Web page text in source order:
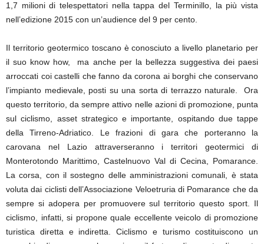
1,7 milioni di telespettatori nella tappa del Terminillo, la più vista
nell’edizione 2015 con un’audience del 9 per cento.
Il territorio geotermico toscano è conosciuto a livello planetario per
il suo know how, ma anche per la bellezza suggestiva dei paesi
arroccati coi castelli che fanno da corona ai borghi che conservano
l’impianto medievale, posti su una sorta di terrazzo naturale. Ora
questo territorio, da sempre attivo nelle azioni di promozione, punta
sul ciclismo, asset strategico e importante, ospitando due tappe
della Tirreno-Adriatico. Le frazioni di gara che porteranno la
carovana nel Lazio attraverseranno i territori geotermici di
Monterotondo Marittimo, Castelnuovo Val di Cecina, Pomarance.
La corsa, con il sostegno delle amministrazioni comunali, è stata
voluta dai ciclisti dell’Associazione Veloetruria di Pomarance che da
sempre si adopera per promuovere sul territorio questo sport. Il
ciclismo, infatti, si propone quale eccellente veicolo di promozione
turistica diretta e indiretta. Ciclismo e turismo costituiscono un